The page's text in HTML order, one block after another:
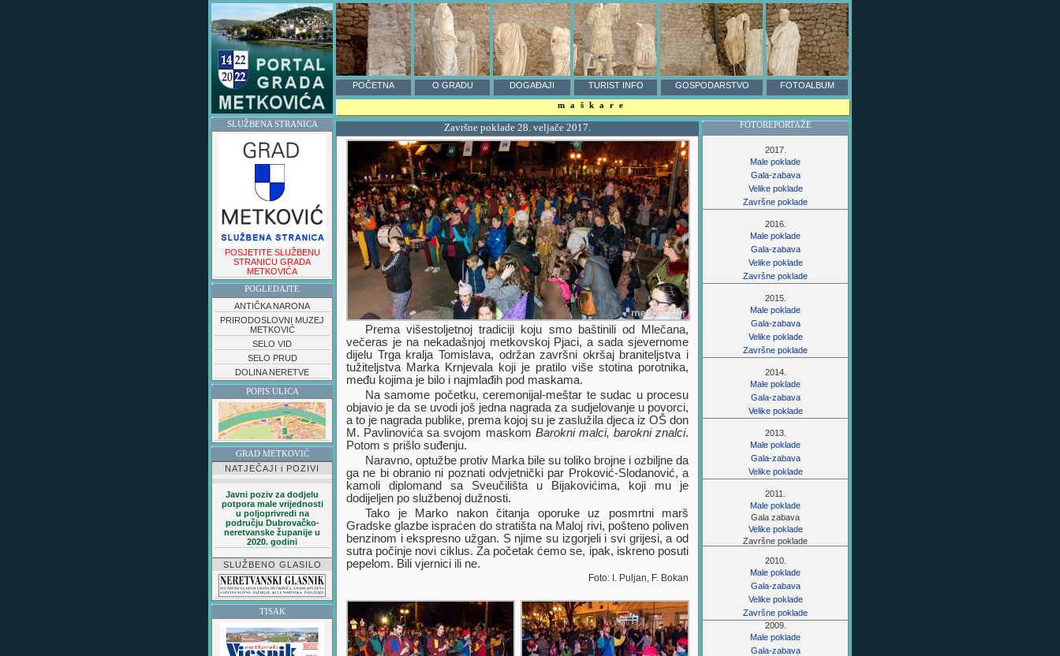
POČETNA O GRADU DOGAĐAJI TURIST INFO GOSPODARSTVO FOTOALBUM
SLUŽBENA STRANICA
POSJETITE SLUŽBENU
STRANICU GRADA
METKOVIĆA
POGLEDAJTE
ANTIČKA NARONA
PRIRODOSLOVNI MUZEJ
METKOVIĆ
SELO VID
SELO PRUD
DOLINA NERETVE
POPIS ULICA
GRAD METKOVIĆ
NATJEČAJI i POZIVI
Javni poziv za dodjelu
potpora male vrijednosti
u poljoprivredi na
području Dubrovačko-
neretvanske županije u
2020. godini
SLUŽBENO GLASILO
TISAK
maškare
Završne poklade 28. veljače 2017.
Prema višestoljetnoj tradiciji koju smo baštinili od Mlečana,
večeras je na nekadašnjoj metkovskoj Pjaci, a sada sjevernome
dijelu Trga kralja Tomislava, održan završni okršaj braniteljstva i
tužiteljstva Marka Krnjevala koji je pratilo više stotina porotnika,
među kojima je bilo i najmlađih pod maskama.
Na samome početku, ceremonijal-meštar te sudac u procesu
objavio je da se uvodi još jedna nagrada za sudjelovanje u povorci,
a to je nagrada publike, prema kojoj su je zaslužila djeca iz OŠ don
M. Pavlinovića sa svojom maskom Barokni malci, barokni znalci.
Potom s prišlo suđenju.
Naravno, optužbe protiv Marka bile su toliko brojne i ozbiljne da
ga ne bi obranio ni poznati odvjetnički par Proković-Slodanović, a
kamoli diplomand sa Sveučilišta u Bijakovićima, koji mu je
dodijeljen po službenoj dužnosti.
Tako je Marko nakon čitanja oporuke uz posmrtni marš
Gradske glazbe ispraćen do stratišta na Maloj rivi, pošteno poliven
benzinom i ekspresno užgan. S njime su izgorjeli i svi grijesi, a od
sutra počinje novi ciklus. Za početak ćemo se, ipak, iskreno posuti
pepelom. Bili vjernici ili ne.
Foto: I. Puljan, F. Bokan
FOTOREPORTAŽE
2017.
Male poklade
Gala-zabava
Velike poklade
Završne poklade
2016.
Male poklade
Gala-zabava
Velike poklade
Završne poklade
2015.
Male poklade
Gala-zabava
Velike poklade
Završne poklade
2014.
Male poklade
Gala-zabava
Velike poklade
2013.
Male poklade
Gala-zabava
Velike poklade
2011.
Male poklade
Gala zabava
Velike poklade
Završne poklade
2010.
Male poklade
Gala-zabava
Velike poklade
Završne poklade
2009.
Male poklade
Gala-zabava